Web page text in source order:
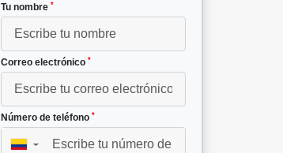
Tu nombre *
Correo electrónico *
Número de teléfono *
▼